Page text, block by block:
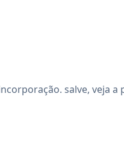
salve, veja a